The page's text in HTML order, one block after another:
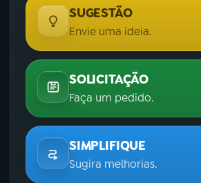
SUGESTÃO
Envie uma ideia.
SOLICITAÇÃO
Faça um pedido.
SIMPLIFIQUE
Sugira melhorias.